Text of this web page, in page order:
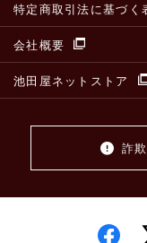
特定商取引法に基づく
会社概要
池田屋ネットストア
詐